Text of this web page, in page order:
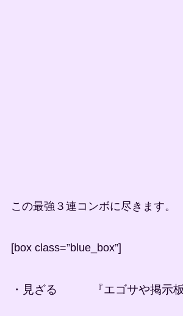
この最強３連コンボに尽きます。
[box class=”blue_box”]
・見ざる 『エゴサや掲示板